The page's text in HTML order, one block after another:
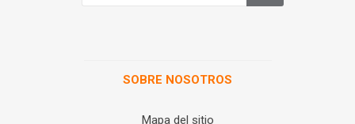
SOBRE NOSOTROS
Mapa del sitio